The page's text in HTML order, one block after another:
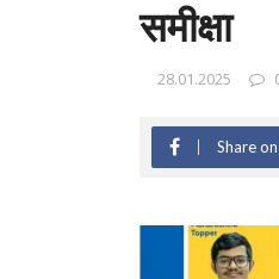
समीक्षा
28.01.2025
Share